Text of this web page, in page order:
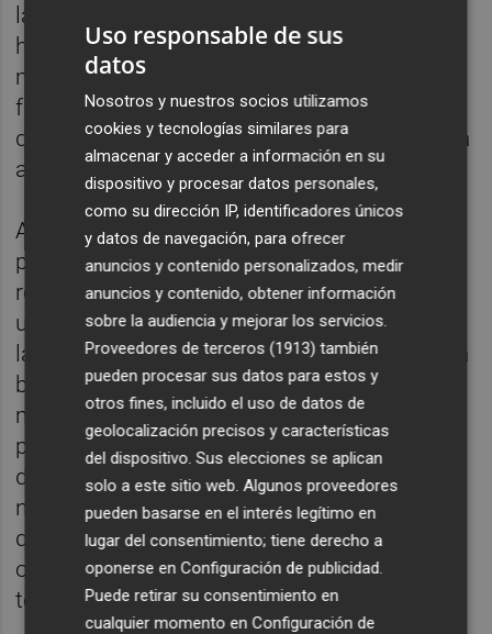
lágrimas de emoción ante un pabellón que
ha ovacionado sendas intervenciones, han
mostrado su agradecimiento al mundo
fallero: "Nos habéis llenado tanto el corazón
que nunca tendremos tiempo en la vida para
agradeceros vuestro apoyo y amor".
Al comienzo de su discurso han dedicado
palabras a las componentes de sus
respectivas cortes de honor: "26 corazones
unidos por una misma razón, su amor por
las Fallas. Juntas empezamos a escribir una
bonita historia, porque dicen que, si sueñas
muy fuerte, se hace realidad. Y así fue,
porque escribir es la manera más profunda
de leer la vida y nosotros hemos escrito la
nuestra para que nunca se olvide aquello
que hemos vivido, para que nunca se nos
olvide agradecer a València y a las Fallas
todo vuestro aprecio".
Uso responsable de sus
datos
Nosotros y nuestros socios utilizamos
cookies y tecnologías similares para
almacenar y acceder a información en su
dispositivo y procesar datos personales,
como su dirección IP, identificadores únicos
y datos de navegación, para ofrecer
anuncios y contenido personalizados, medir
anuncios y contenido, obtener información
sobre la audiencia y mejorar los servicios.
Proveedores de terceros (1913) también
pueden procesar sus datos para estos y
otros fines, incluido el uso de datos de
geolocalización precisos y características
del dispositivo. Sus elecciones se aplican
solo a este sitio web. Algunos proveedores
pueden basarse en el interés legítimo en
lugar del consentimiento; tiene derecho a
oponerse enConfiguración de publicidad
Puede retirar su consentimiento en
cualquier momento enConfiguración de